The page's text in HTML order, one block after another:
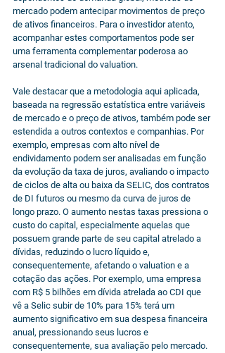
mercado podem antecipar movimentos de preço
de ativos financeiros. Para o investidor atento,
acompanhar estes comportamentos pode ser
uma ferramenta complementar poderosa ao
arsenal tradicional do valuation.
Vale destacar que a metodologia aqui aplicada,
baseada na regressão estatística entre variáveis
de mercado e o preço de ativos, também pode ser
estendida a outros contextos e companhias. Por
exemplo, empresas com alto nível de
endividamento podem ser analisadas em função
da evolução da taxa de juros, avaliando o impacto
de ciclos de alta ou baixa da SELIC, dos contratos
de DI futuros ou mesmo da curva de juros de
longo prazo. O aumento nestas taxas pressiona o
custo do capital, especialmente aquelas que
possuem grande parte de seu capital atrelado a
dívidas, reduzindo o lucro líquido e,
consequentemente, afetando o valuation e a
cotação das ações. Por exemplo, uma empresa
com R$ 5 bilhões em dívida atrelada ao CDI que
vê a Selic subir de 10% para 15% terá um
aumento significativo em sua despesa financeira
anual, pressionando seus lucros e
consequentemente, sua avaliação pelo mercado.